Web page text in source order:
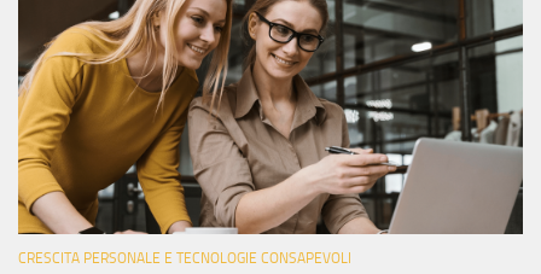
CRESCITA PERSONALE E TECNOLOGIE CONSAPEVOLI